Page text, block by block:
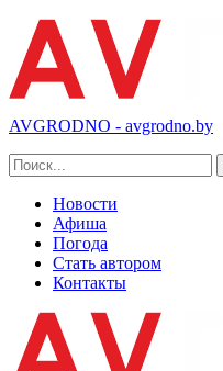
AVGRODNO - avgrodno.by
Новости
Афиша
Погода
Стать автором
Контакты